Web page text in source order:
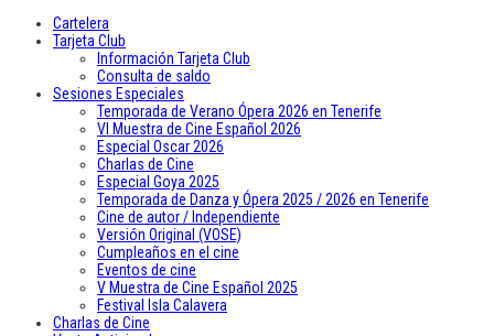
Cartelera
Tarjeta Club
Información Tarjeta Club
Consulta de saldo
Sesiones Especiales
Temporada de Verano Ópera 2026 en Tenerife
VI Muestra de Cine Español 2026
Especial Oscar 2026
Charlas de Cine
Especial Goya 2025
Temporada de Danza y Ópera 2025 / 2026 en Tenerife
Cine de autor / Independiente
Versión Original (VOSE)
Cumpleaños en el cine
Eventos de cine
V Muestra de Cine Español 2025
Festival Isla Calavera
Charlas de Cine